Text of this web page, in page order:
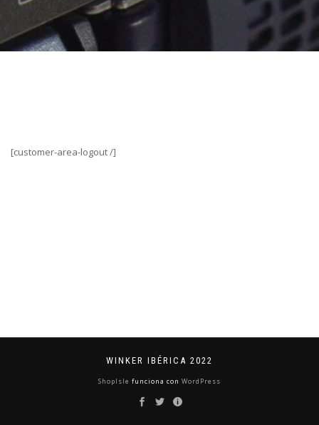
[customer-area-logout /]
WINKER IBÉRICA 2022
ShopIsle funciona con WordPress